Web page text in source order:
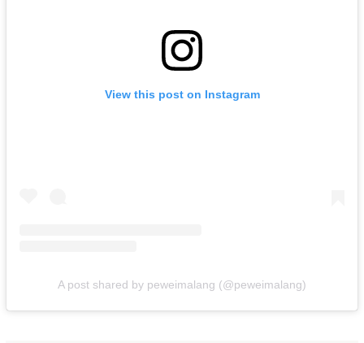
View this post on Instagram
A post shared by peweimalang (@peweimalang)